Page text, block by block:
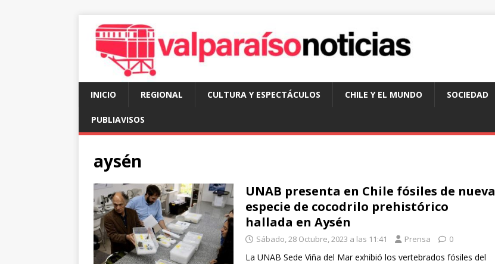
INICIO REGIONAL CULTURA Y ESPECTÁCULOS CHILE Y EL MUNDO SOCIEDAD
PUBLIAVISOS
aysén
UNAB presenta en Chile fósiles de nueva
especie de cocodrilo prehistórico
hallada en Aysén
Sábado, 28 Octubre, 2023 a las 11:41 Prensa 0
La UNAB Sede Viña del Mar exhibió los vertebrados fósiles del